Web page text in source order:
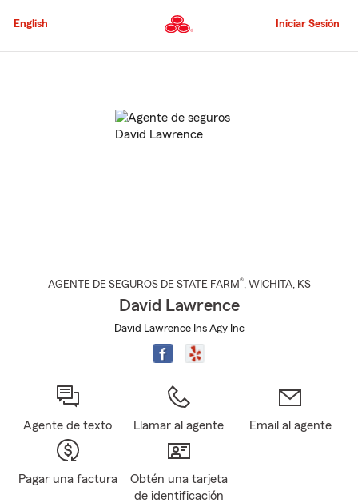
al
principal
English Iniciar Sesión
AGENTE DE SEGUROS DE STATE FARM®, WICHITA, KS
David Lawrence
David Lawrence Ins Agy Inc
Agente de texto Llamar al agente Email al agente
Pagar una factura
Obtén una tarjeta
de identificación